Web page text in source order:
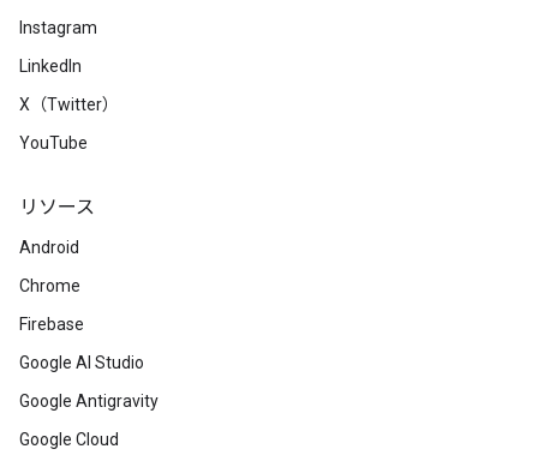
Instagram
LinkedIn
X（Twitter）
YouTube
リソース
Android
Chrome
Firebase
Google AI Studio
Google Antigravity
Google Cloud